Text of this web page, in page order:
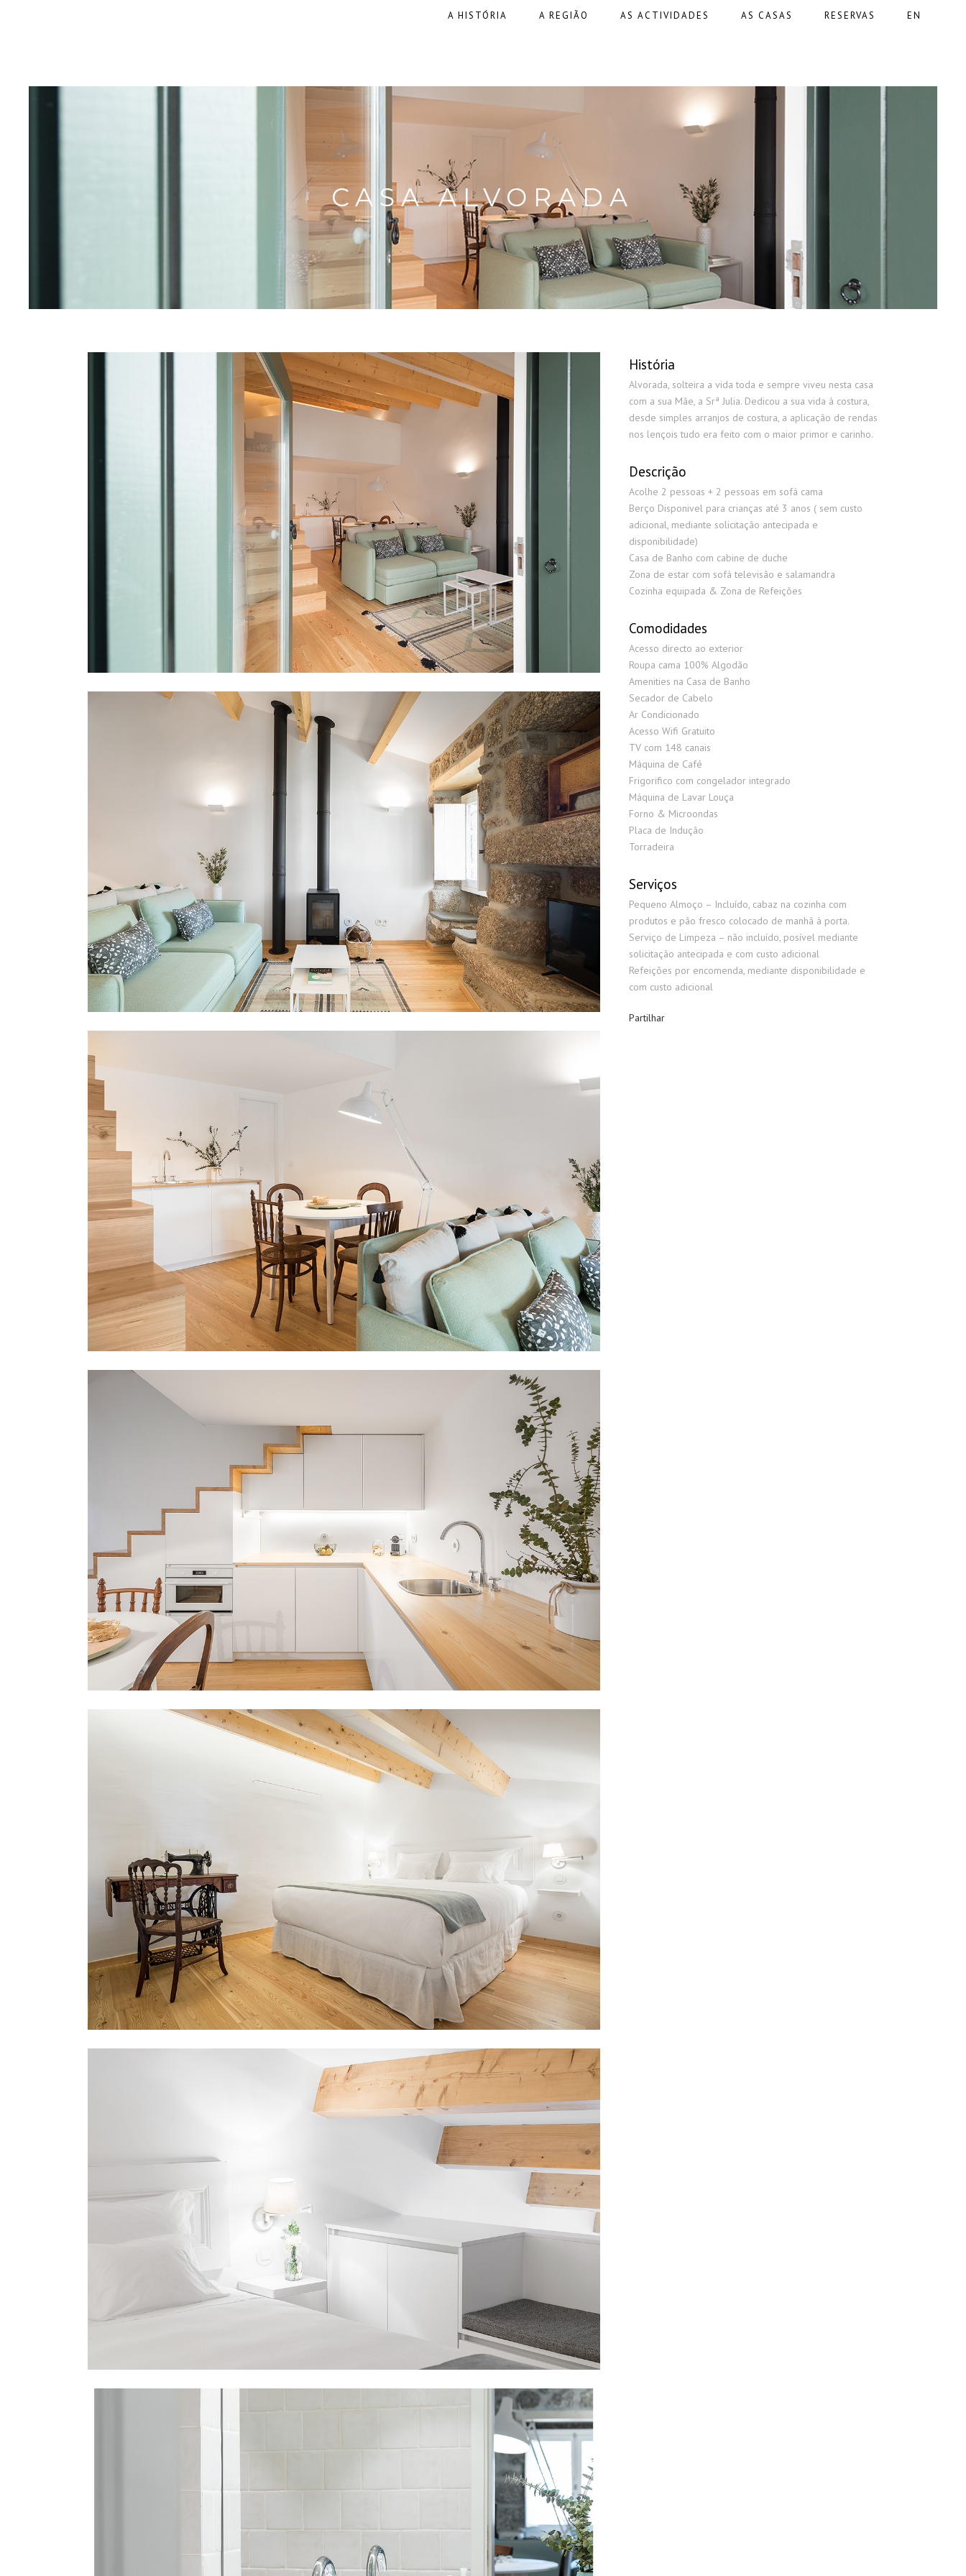
A HISTÓRIA A REGIÃO AS ACTIVIDADES AS CASAS RESERVAS EN
CASA ALVORADA
História
Alvorada, solteira a vida toda e sempre viveu nesta casa
com a sua Mãe, a Srª Julia. Dedicou a sua vida à costura,
desde simples arranjos de costura, a aplicação de rendas
nos lençois tudo era feito com o maior primor e carinho.
Descrição
Acolhe 2 pessoas + 2 pessoas em sofá cama
Berço Disponivel para crianças até 3 anos ( sem custo
adicional, mediante solicitação antecipada e
disponibilidade)
Casa de Banho com cabine de duche
Zona de estar com sofá televisão e salamandra
Cozinha equipada & Zona de Refeições
Comodidades
Acesso directo ao exterior
Roupa cama 100% Algodão
Amenities na Casa de Banho
Secador de Cabelo
Ar Condicionado
Acesso Wifi Gratuito
TV com 148 canais
Máquina de Café
Frigorifico com congelador integrado
Máquina de Lavar Louça
Forno & Microondas
Placa de Indução
Torradeira
Serviços
Pequeno Almoço – Incluído, cabaz na cozinha com
produtos e pão fresco colocado de manhã à porta.
Serviço de Limpeza – não incluído, posível mediante
solicitação antecipada e com custo adicional
Refeições por encomenda, mediante disponibilidade e
com custo adicional
Partilhar